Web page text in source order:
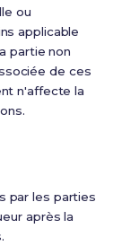
ou
applicable
partie non
de ces
n'affecte la
par les parties
après la